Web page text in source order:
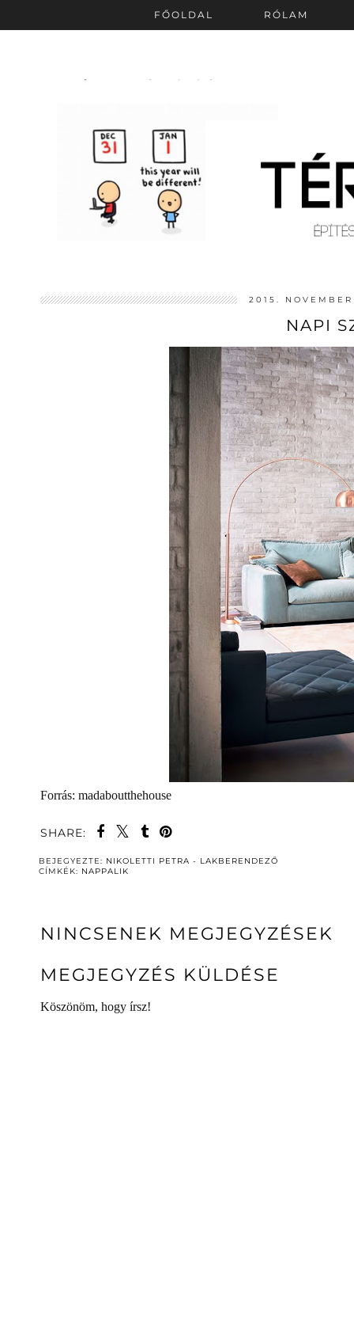
FŐOLDAL RÓLAM
2015.
NAPI
Forrás: madaboutthehouse
SHARE:
BEJEGYEZTE: NIKOLETTI PETRA - LAKBERENDEZŐ
CÍMKÉK: NAPPALIK
NINCSENEK MEGJEGYZÉSEK
MEGJEGYZÉS KÜLDÉSE
Köszönöm, hogy írsz!